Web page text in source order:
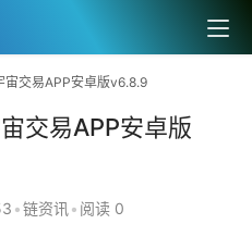
宙交易APP安卓版v6.8.9
交易APP安卓版
•链资讯 • 阅读 0